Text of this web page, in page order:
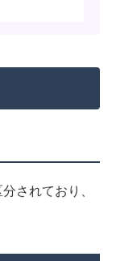
されており、